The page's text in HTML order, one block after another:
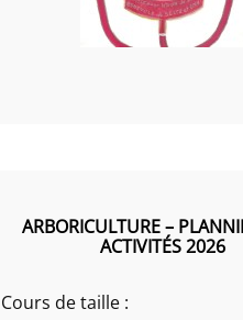
ARBORICULTURE –
ACTIVITÉS 2026
Cours de taille :